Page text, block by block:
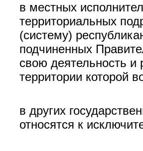
в местных
территориальных
(систему)
подчиненных
свою деятельность и
территории которой
в других
относятся к